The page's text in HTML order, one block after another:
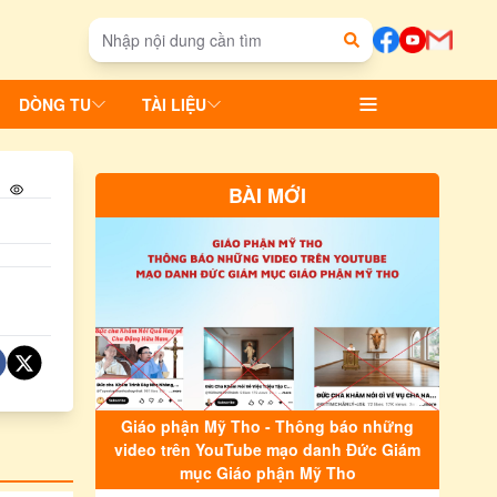
DÒNG TU TÀI LIỆU
BÀI MỚI
Giáo phận Mỹ Tho - Thông báo những
video trên YouTube mạo danh Đức Giám
mục Giáo phận Mỹ Tho